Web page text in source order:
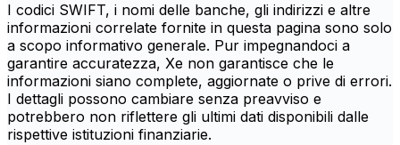
I codici SWIFT, i nomi delle banche, gli indirizzi e altre
informazioni correlate fornite in questa pagina sono solo
a scopo informativo generale. Pur impegnandoci a
garantire accuratezza, Xe non garantisce che le
informazioni siano complete, aggiornate o prive di errori.
I dettagli possono cambiare senza preavviso e
potrebbero non riflettere gli ultimi dati disponibili dalle
rispettive istituzioni finanziarie.